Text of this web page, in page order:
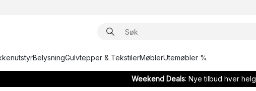
BelysningGulvtepper & TekstilerMøblerUtemøbler %
Weekend Deals: Nye tilbud hver helg